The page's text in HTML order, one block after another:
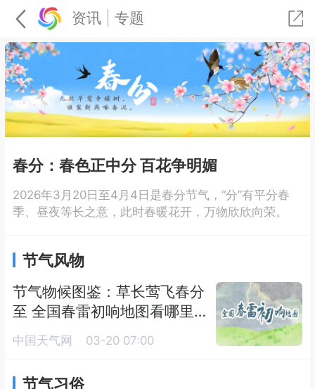
资讯 专题
春分：春色正中分 百花争明媚
2026年3月20日至4月4日是春分节气，“分”有平分春
季、昼夜等长之意，此时春暖花开，万物欣欣向荣。
节气风物
节气物候图鉴：草长莺飞春分
至 全国春雷初响地图看哪里即
将闻雷
中国天气网 03-20 07:00
节气习俗